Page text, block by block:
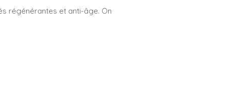
régénérantes et anti-âge. On